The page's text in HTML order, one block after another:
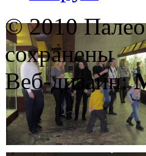
© 2010
сохранены
Веб-дизайн: